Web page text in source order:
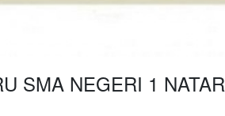
SMA NEGERI 1 NATAR